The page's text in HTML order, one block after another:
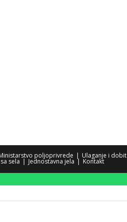
poljoprivrede Ulaganje i dobit
sela Jednostavna jela Kontakt